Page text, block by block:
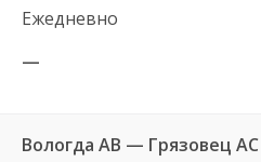
Ежедневно
—
Вологда АВ — Грязовец